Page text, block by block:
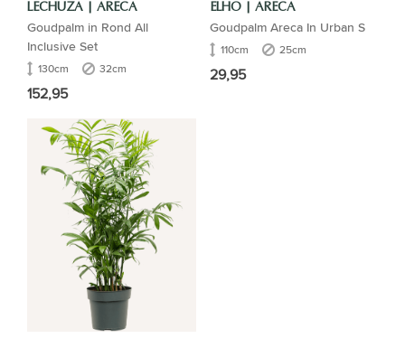
LECHUZA | ARECA
Goudpalm in Rond All
Inclusive Set
130cm 32cm
152,95
ELHO | ARECA
Goudpalm Areca In Urban S
110cm 25cm
29,95